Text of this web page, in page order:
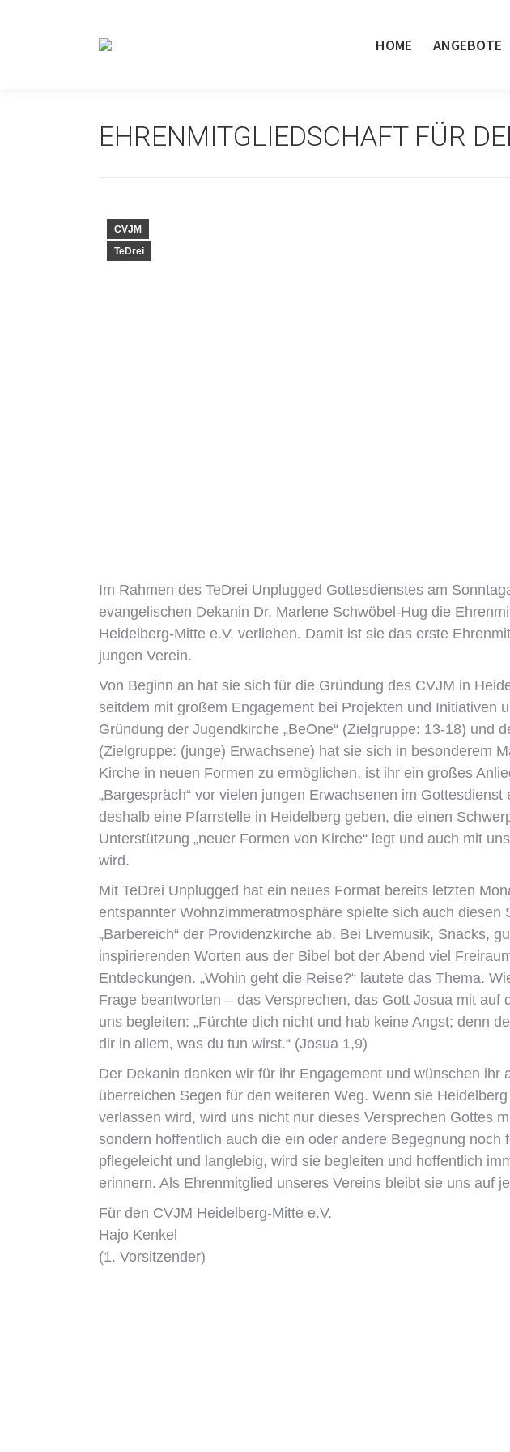
HOME ANGEBOTE
EHRENMITGLIEDSCHAFT FÜR
CVJM
TeDrei
Im Rahmen des TeDrei Unplugged Gottesdienstes am
evangelischen Dekanin Dr. Marlene Schwöbel-Hug die
Heidelberg-Mitte e.V. verliehen. Damit ist sie das erste
jungen Verein.
Von Beginn an hat sie sich für die Gründung des CVJM in
seitdem mit großem Engagement bei Projekten und Initiativen
Gründung der Jugendkirche „BeOne“ (Zielgruppe: 13-18) und
(Zielgruppe: (junge) Erwachsene) hat sie sich in besonderem
Kirche in neuen Formen zu ermöglichen, ist ihr ein großes
„Bargespräch“ vor vielen jungen Erwachsenen im
deshalb eine Pfarrstelle in Heidelberg geben, die einen
Unterstützung „neuer Formen von Kirche“ legt und auch mit
wird.
Mit TeDrei Unplugged hat ein neues Format bereits letzten
entspannter Wohnzimmeratmosphäre spielte sich auch diesen
„Barbereich“ der Providenzkirche ab. Bei Livemusik, Snacks,
inspirierenden Worten aus der Bibel bot der Abend viel
Entdeckungen. „Wohin geht die Reise?“ lautete das Thema.
Frage beantworten – das Versprechen, das Gott Josua mit auf
uns begleiten: „Fürchte dich nicht und hab keine Angst; denn
dir in allem, was du tun wirst.“ (Josua 1,9)
Der Dekanin danken wir für ihr Engagement und wünschen ihr
überreichen Segen für den weiteren Weg. Wenn sie
verlassen wird, wird uns nicht nur dieses Versprechen Gottes
sondern hoffentlich auch die ein oder andere Begegnung noch
pflegeleicht und langlebig, wird sie begleiten und hoffentlich
erinnern. Als Ehrenmitglied unseres Vereins bleibt sie uns auf
Für den CVJM Heidelberg-Mitte e.V.
Hajo Kenkel
(1. Vorsitzender)